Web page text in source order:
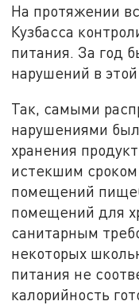
На протяжении
Кузбасса
питания. За год
нарушений в
Так, самыми
нарушениями
хранения
истекшим сроком
помещений
помещений для
санитарным
некоторых
питания не
калорийность